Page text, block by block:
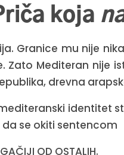
koja
Granice mu nije
Zato Mediteran nije
drevna
identitet
se okiti sentencom
OD OSTALIH.